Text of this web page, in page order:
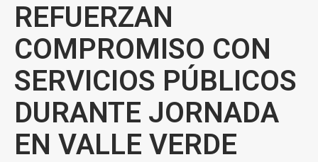
REFUERZAN
COMPROMISO CON
SERVICIOS PÚBLICOS
DURANTE JORNADA
EN VALLE VERDE